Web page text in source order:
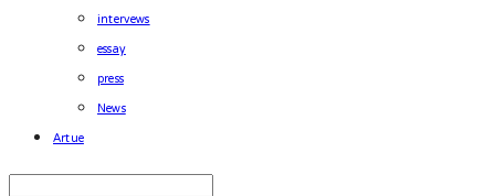
intervews
essay
press
News
Artue